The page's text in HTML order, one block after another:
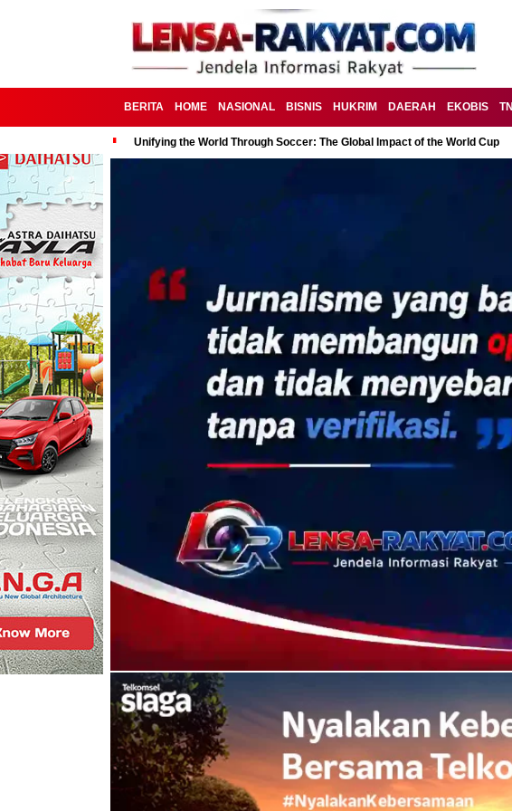
BERITA HOME NASIONAL BISNIS HUKRIM DAERAH EKOBIS
Unifying the World Through Soccer: The Global Impact of the World Cup